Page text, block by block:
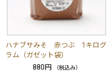
ハナブサみそ 赤つぶ 1キログ
ラム（ガゼット袋）
880円
（税込み）